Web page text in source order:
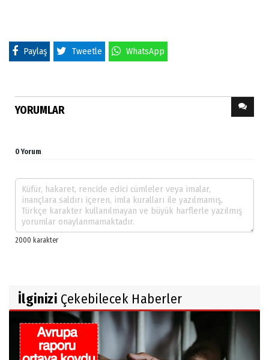
Paylaş Tweetle WhatsApp
YORUMLAR
0 Yorum
İlginizi Çekebilecek Haberler